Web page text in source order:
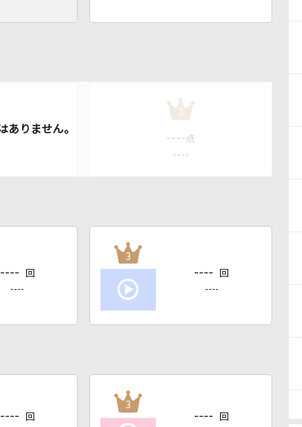
3
---- 点
----
---- 回
----
3
---- 回
----
---- 回
3
---- 回